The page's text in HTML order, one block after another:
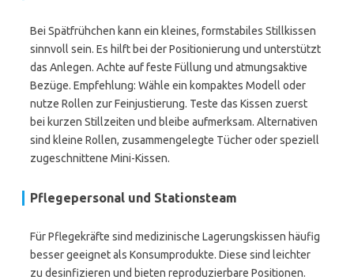
Bei Spätfrühchen kann ein kleines, formstabiles Stillkissen
sinnvoll sein. Es hilft bei der Positionierung und unterstützt
das Anlegen. Achte auf feste Füllung und atmungsaktive
Bezüge. Empfehlung: Wähle ein kompaktes Modell oder
nutze Rollen zur Feinjustierung. Teste das Kissen zuerst
bei kurzen Stillzeiten und bleibe aufmerksam. Alternativen
sind kleine Rollen, zusammengelegte Tücher oder speziell
zugeschnittene Mini-Kissen.
Pflegepersonal und Stationsteam
Für Pflegekräfte sind medizinische Lagerungskissen häufig
besser geeignet als Konsumprodukte. Diese sind leichter
zu desinfizieren und bieten reproduzierbare Positionen.